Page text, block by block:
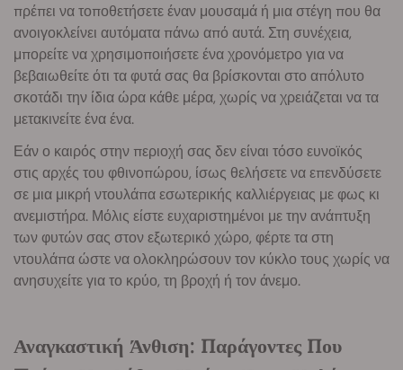
πρέπει να τοποθετήσετε έναν μουσαμά ή μια στέγη που θα
ανοιγοκλείνει αυτόματα πάνω από αυτά. Στη συνέχεια,
μπορείτε να χρησιμοποιήσετε ένα χρονόμετρο για να
βεβαιωθείτε ότι τα φυτά σας θα βρίσκονται στο απόλυτο
σκοτάδι την ίδια ώρα κάθε μέρα, χωρίς να χρειάζεται να τα
μετακινείτε ένα ένα.
Εάν ο καιρός στην περιοχή σας δεν είναι τόσο ευνοϊκός
στις αρχές του φθινοπώρου, ίσως θελήσετε να επενδύσετε
σε μια μικρή ντουλάπα εσωτερικής καλλιέργειας με φως κι
ανεμιστήρα. Μόλις είστε ευχαριστημένοι με την ανάπτυξη
των φυτών σας στον εξωτερικό χώρο, φέρτε τα στη
ντουλάπα ώστε να ολοκληρώσουν τον κύκλο τους χωρίς να
ανησυχείτε για το κρύο, τη βροχή ή τον άνεμο.
Αναγκαστική Άνθιση: Παράγοντες Που